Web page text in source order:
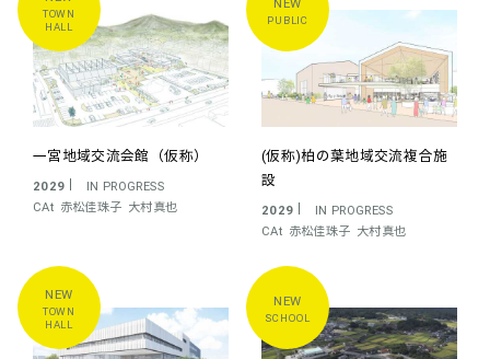
TRANSPORTATION PUBLIC
TOWN HALL MUSEUM LIBRARY
UNIVERSITY KINDERGARTEN
HEALTHCARE OFFICE COMMERCIAL
COMPLEX
STAFF
ALL シーラカンス C+A CAT CAN
小嶋一浩 伊藤恭行 良知康晴
TOWN
HALL
一宮地域交流会館（仮称）
2029
IN PROGRESS
CAt 赤松佳珠子 大村真也
PUBLIC
(仮称)柏の葉地域交流複合施
設
2029
IN PROGRESS
CAt 赤松佳珠子 大村真也
TOWN
HALL
SCHOOL